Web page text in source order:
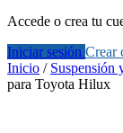
Accede o crea tu
Iniciar sesión Crear
Inicio / Suspensión
para Toyota Hilux